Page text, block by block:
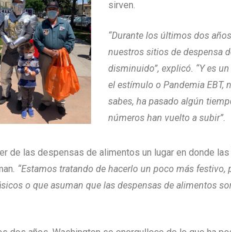
sirven.
“Durante los últimos dos
nuestros sitios de despensa
disminuido”, explicó. “Y es
el estímulo o Pandemia EBT,
sabes, ha pasado algún
números han vuelto a subir”.
de las despensas de alimentos un lugar en donde
. “Estamos tratando de hacerlo un poco más
o que asuman que las despensas de alimentos